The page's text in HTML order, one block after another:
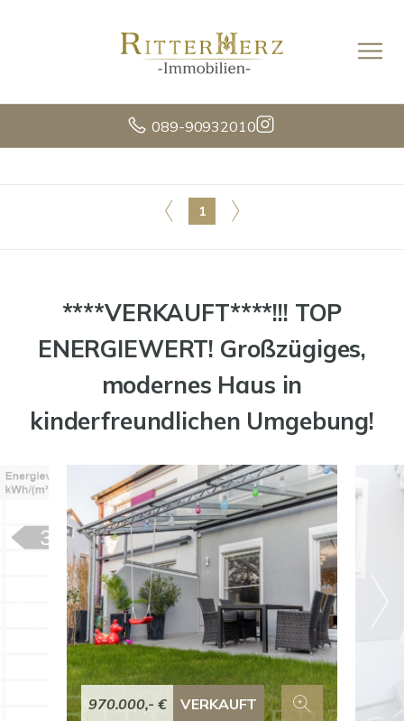
089-90932010
1
****VERKAUFT****!!! TOP
ENERGIEWERT! Großzügiges,
modernes Haus in
kinderfreundlichen Umgebung!
970.000,- € VERKAUFT